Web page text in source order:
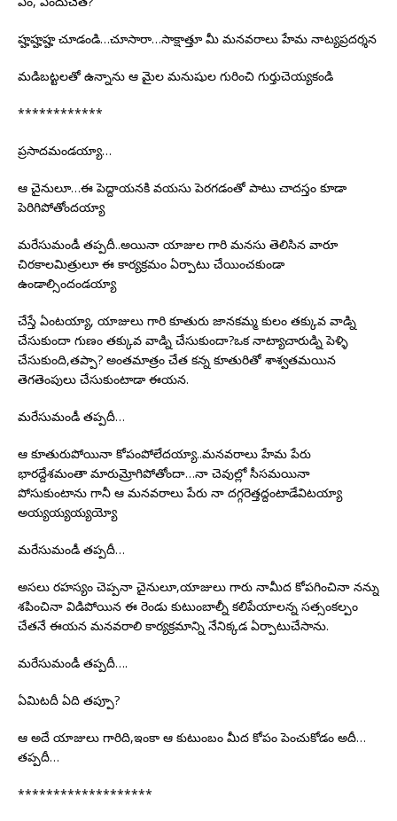
హ్హహ్హహ్హ చూడండి…చూసారా…సాక్షాత్తూ మీ మనవరాలు హేమ నాట్యప్రదర్శన
మడిబట్టలతో ఉన్నాను ఆ మైల మనుషుల గురించి గుర్తుచెయ్యకండి
************
ప్రసాదమండయ్యా…
ఆ చైనులూ…ఈ పెద్దాయనకి వయసు పెరగడంతో పాటు చాదస్తం కూడా
పెరిగిపోతోందయ్యా
మరేసుమండీ తప్పదీ..అయినా యాజుల గారి మనసు తెలిసిన వారూ
చిరకాలమిత్రులూ ఈ కార్యక్రమం ఏర్పాటు చేయించకుండా
ఉండాల్సిందండయ్యా
చేస్తే ఏంటయ్యా, యాజులు గారి కూతురు జానకమ్మ కులం తక్కువ వాడ్ని
చేసుకుందా గుణం తక్కువ వాడ్ని చేసుకుందా?ఒక నాట్యాచారుడ్ని పెళ్ళి
చేసుకుంది,తప్పా? అంతమాత్రం చేత కన్న కూతురితో శాశ్వతమయిన
తెగతెంపులు చేసుకుంటాడా ఈయన.
మరేసుమండీ తప్పదీ…
ఆ కూతురుపోయినా కోపంపోలేదయ్యా..మనవరాలు హేమ పేరు
భారద్దేశమంతా మారుమ్రోగిపోతోందా…నా చెవుల్లో సీసమయినా
పోసుకుంటాను గానీ ఆ మనవరాలు పేరు నా దగ్గరెత్తద్దంటాడేవిటయ్యా
అయ్యయ్యయ్యయ్యో
మరేసుమండీ తప్పదీ…
అసలు రహస్యం చెప్పనా చైనులూ,యాజులు గారు నామీద కోపగించినా నన్ను
శపించినా విడిపోయిన ఈ రెండు కుటుంబాల్నీ కలిపేయాలన్న సత్సంకల్పం
చేతనే ఈయన మనవరాలి కార్యక్రమాన్ని నేనిక్కడ ఏర్పాటుచేసాను.
మరేసుమండీ తప్పదీ….
ఏమిటదీ ఏది తప్పూ?
ఆ అదే యాజులు గారిది,ఇంకా ఆ కుటుంబం మీద కోపం పెంచుకోడం అదీ…
తప్పదీ…
*******************